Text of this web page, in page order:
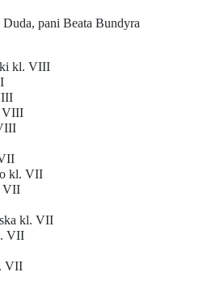
pani Beata Bundyra
kl. VIII
VIII
kl. VII
VII
kl. VII
VII
VII